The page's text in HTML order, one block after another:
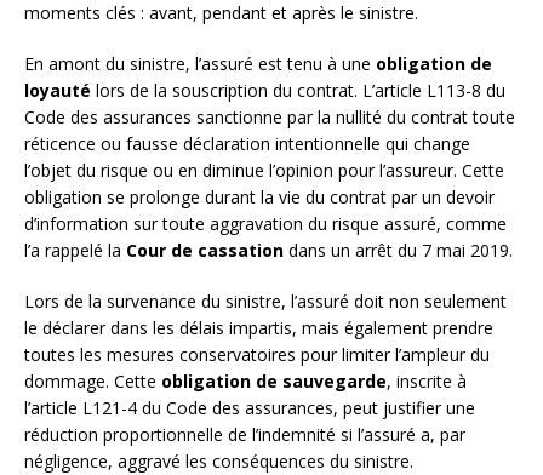
moments clés : avant, pendant et après le sinistre.
En amont du sinistre, l’assuré est tenu à une obligation de
loyauté lors de la souscription du contrat. L’article L113-8 du
Code des assurances sanctionne par la nullité du contrat toute
réticence ou fausse déclaration intentionnelle qui change
l’objet du risque ou en diminue l’opinion pour l’assureur. Cette
obligation se prolonge durant la vie du contrat par un devoir
d’information sur toute aggravation du risque assuré, comme
l’a rappelé la Cour de cassation dans un arrêt du 7 mai 2019.
Lors de la survenance du sinistre, l’assuré doit non seulement
le déclarer dans les délais impartis, mais également prendre
toutes les mesures conservatoires pour limiter l’ampleur du
dommage. Cette obligation de sauvegarde, inscrite à
l’article L121-4 du Code des assurances, peut justifier une
réduction proportionnelle de l’indemnité si l’assuré a, par
négligence, aggravé les conséquences du sinistre.